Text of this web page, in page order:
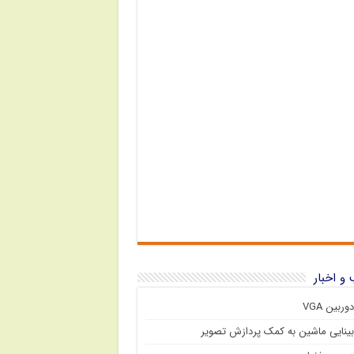
اخبار
دوربین VGA
بینایی ماشین به کمک پردازش تصویر